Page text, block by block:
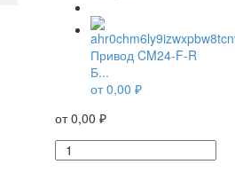
Привод CM24-F-R
Б...
от0,00 ₽
от0,00 ₽
Количество
товара